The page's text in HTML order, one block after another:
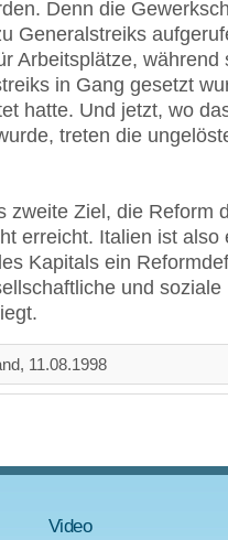
Denn die
Generalstreiks
Arbeitsplätze, während
in Gang gesetzt
hatte. Und jetzt, wo
treten die
zweite Ziel, die Reform
erreicht. Italien ist also
Kapitals ein
und soziale
11.08.1998
Video